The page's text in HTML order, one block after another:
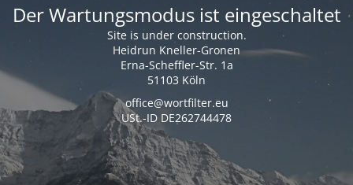
Der Wartungsmodus ist eingeschaltet
Site is under construction.
Heidrun Kneller-Gronen
Erna-Scheffler-Str. 1a
51103 Köln
office@wortfilter.eu
USt.-ID DE262744478